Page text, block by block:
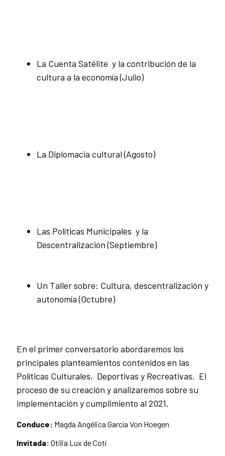
La Cuenta Satélite y la contribución de la
cultura a la economía (Julio)
La Diplomacia cultural (Agosto)
Las Políticas Municipales y la
Descentralización (Septiembre)
Un Taller sobre: Cultura, descentralización y
autonomía (Octubre)
En el primer conversatorio abordaremos los
principales planteamientos contenidos en las
Políticas Culturales, Deportivas y Recreativas. El
proceso de su creación y analizaremos sobre su
implementación y cumplimiento al 2021.
Conduce: Magda Angélica García Von Hoegen
Invitada: Otilia Lux de Cotí